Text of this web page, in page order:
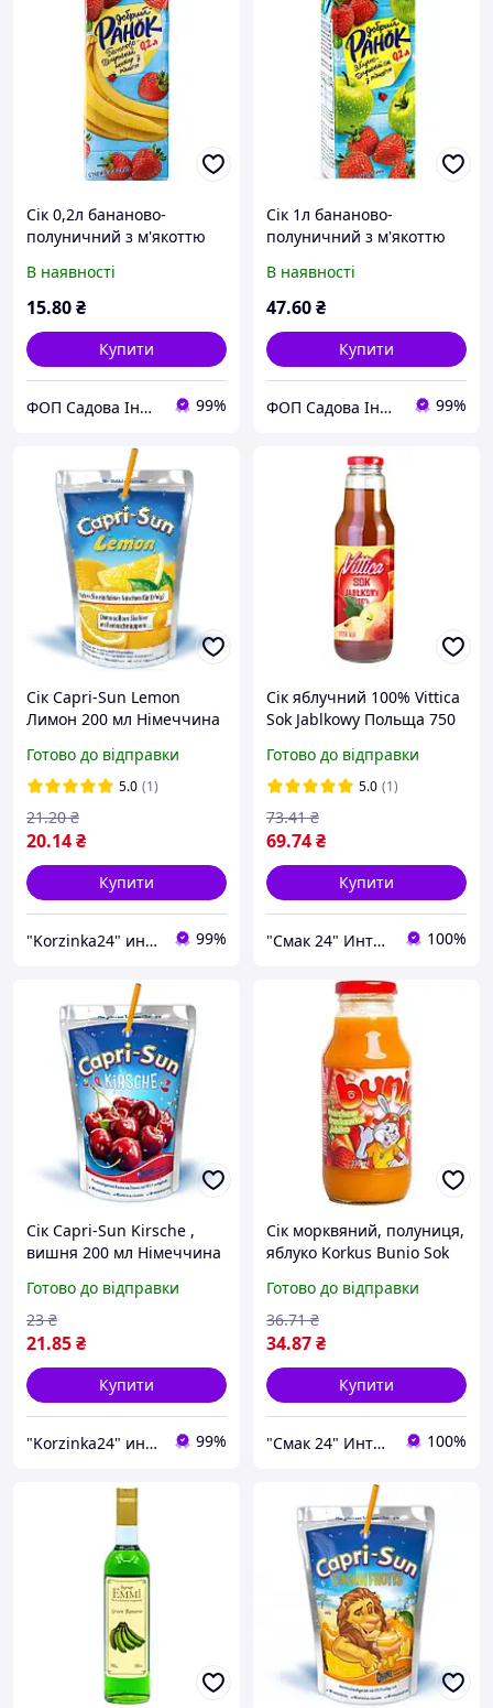
Сік 0,2л бананово-
полуничний з м'якоттю
В наявності
15.80₴
Купити
ФОП Садова Інна Віталіївна 99%
Сік 1л бананово-
полуничний з м'якоттю
В наявності
47.60₴
Купити
ФОП Садова Інна Віталіївна 99%
Сік Capri-Sun Lemon
Лимон 200 мл Німеччина
Готово до відправки
5.0 (1)
20.14₴
21.20 ₴
Купити
"Korzinka24" интернет магазин 99%
Сік яблучний 100% Vittica
Sok Jablkowy Польща 750
Готово до відправки
5.0 (1)
69.74₴
73.41 ₴
Купити
"Смак 24" Интернет-магазин 100%
Сік Capri-Sun Kirsche ,
вишня 200 мл Німеччина
Готово до відправки
21.85₴
23 ₴
Купити
"Korzinka24" интернет магазин 99%
Сік морквяний, полуниця,
яблуко Korkus Bunio Sok
Готово до відправки
34.87₴
36.71 ₴
Купити
"Смак 24" Интернет-магазин 100%